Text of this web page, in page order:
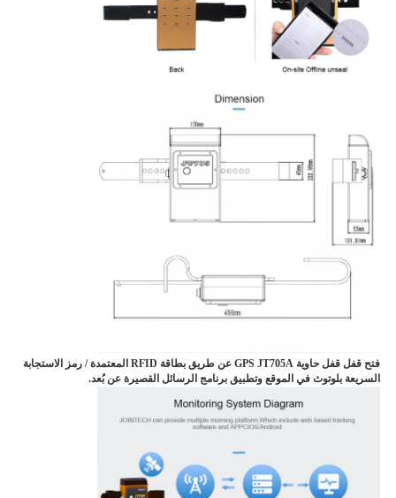
فتح قفل قفل حاوية GPS JT705A عن طريق بطاقة RFID المعتمدة / رمز الاستجابة
السريعة بلوتوث في الموقع وتطبيق برنامج الرسائل القصيرة عن بُعد.